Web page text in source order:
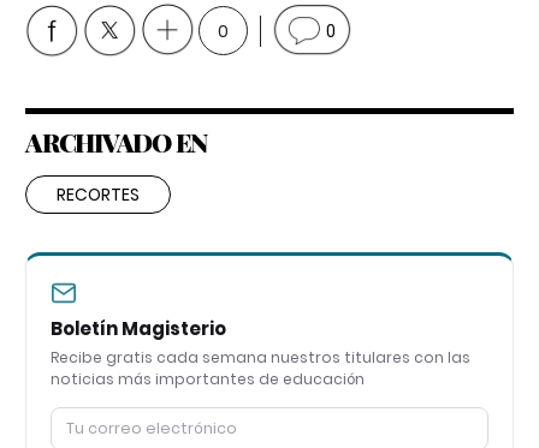
0 0
ARCHIVADO EN
RECORTES
Boletín Magisterio
Recibe gratis cada semana nuestros titulares con las
noticias más importantes de educación